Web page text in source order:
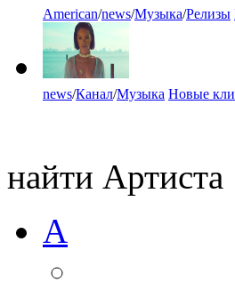
American/news/Музыка/Релизы
news/Канал/Музыка Новые
найти Артиста
А